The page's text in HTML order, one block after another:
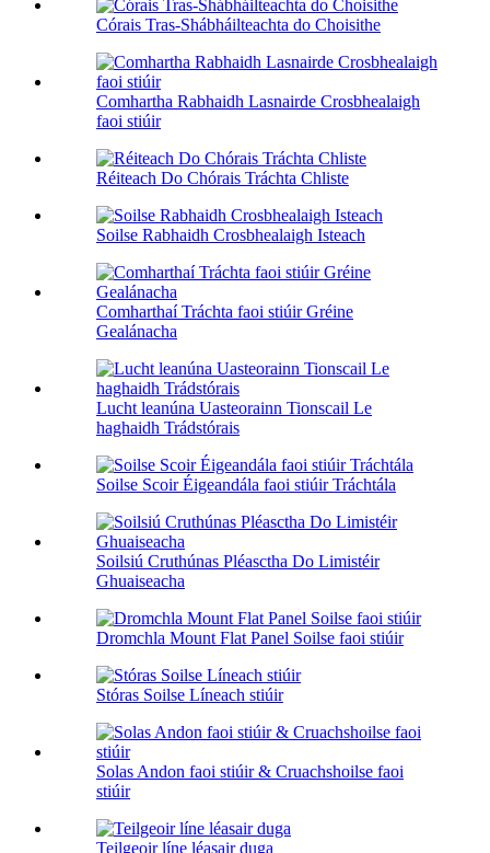
Córais Tras-Shábháilteachta do Choisithe
Comhartha Rabhaidh Lasnairde Crosbhealaigh
faoi stiúir
Réiteach Do Chórais Tráchta Chliste
Soilse Rabhaidh Crosbhealaigh Isteach
Comharthaí Tráchta faoi stiúir Gréine
Gealánacha
Lucht leanúna Uasteorainn Tionscail Le
haghaidh Trádstórais
Soilse Scoir Éigeandála faoi stiúir Tráchtála
Soilsiú Cruthúnas Pléasctha Do Limistéir
Ghuaiseacha
Dromchla Mount Flat Panel Soilse faoi stiúir
Stóras Soilse Líneach stiúir
Solas Andon faoi stiúir & Cruachshoilse faoi
stiúir
Teilgeoir líne léasair duga